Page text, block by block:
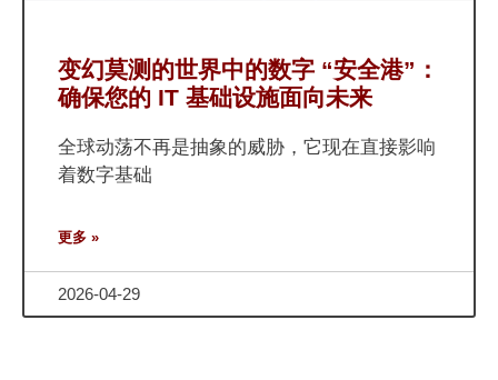
变幻莫测的世界中的数字 “安全港”：
确保您的 IT 基础设施面向未来
全球动荡不再是抽象的威胁，它现在直接影响
着数字基础
更多 »
2026-04-29